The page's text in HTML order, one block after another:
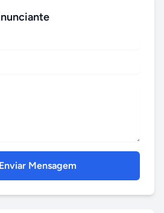
Enviar Mensagem